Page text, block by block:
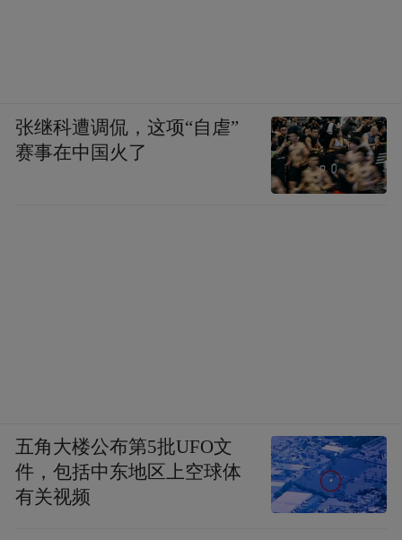
张继科遭调侃，这项“自虐”
赛事在中国火了
五角大楼公布第5批UFO文
件，包括中东地区上空球体
有关视频